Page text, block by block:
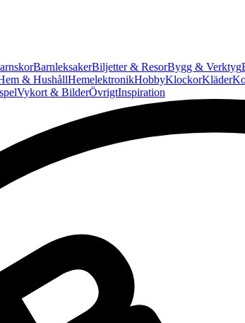
BarnleksakerBiljetter & ResorBygg & Verktyg
& HushållHemelektronikHobbyKlockorKläder
Vykort & BilderÖvrigtInspiration